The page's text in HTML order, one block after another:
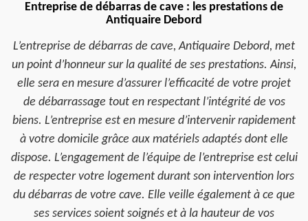
Entreprise de débarras de cave : les prestations de
Antiquaire Debord
L’entreprise de débarras de cave, Antiquaire Debord, met
un point d’honneur sur la qualité de ses prestations. Ainsi,
elle sera en mesure d’assurer l’efficacité de votre projet
de débarrassage tout en respectant l’intégrité de vos
biens. L’entreprise est en mesure d’intervenir rapidement
à votre domicile grâce aux matériels adaptés dont elle
dispose. L’engagement de l’équipe de l’entreprise est celui
de respecter votre logement durant son intervention lors
du débarras de votre cave. Elle veille également à ce que
ses services soient soignés et à la hauteur de vos